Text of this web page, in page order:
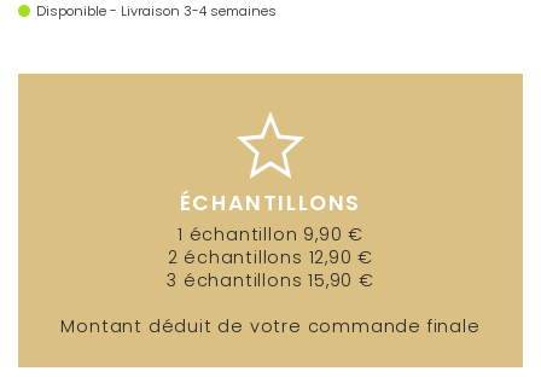
Disponible - Livraison 3-4 semaines
ÉCHANTILLONS
1 échantillon 9,90 €
2 échantillons 12,90 €
3 échantillons 15,90 €
Montant déduit de votre commande finale